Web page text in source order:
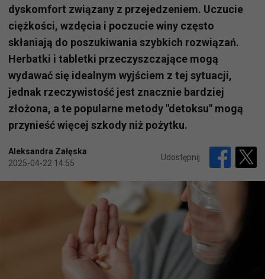
dyskomfort związany z przejedzeniem. Uczucie
ciężkości, wzdęcia i poczucie winy często
skłaniają do poszukiwania szybkich rozwiązań.
Herbatki i tabletki przeczyszczające mogą
wydawać się idealnym wyjściem z tej sytuacji,
jednak rzeczywistość jest znacznie bardziej
złożona, a te popularne metody "detoksu" mogą
przynieść więcej szkody niż pożytku.
Aleksandra Załęska
2025-04-22 14:55
Udostępnij